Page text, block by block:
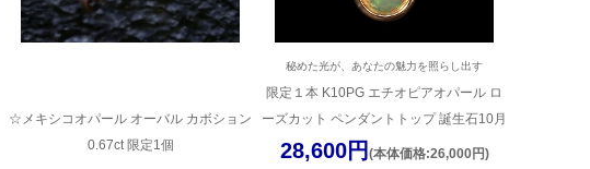
☆メキシコオパール オーバル カボション
0.67ct 限定1個
秘めた光が、あなたの魅力を照らし出す
限定１本 K10PG エチオピアオパール ロ
ーズカット ペンダントトップ 誕生石10月
28,600円 (本体価格:26,000円)